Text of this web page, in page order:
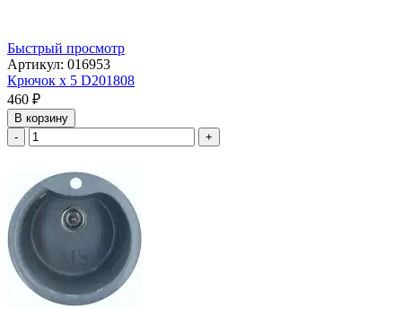
Быстрый просмотр
Артикул: 016953
Крючок х 5 D201808
460 ₽
В корзину
-
+